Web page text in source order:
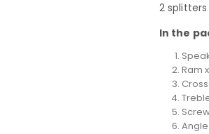
2 splitters
In the
Ram